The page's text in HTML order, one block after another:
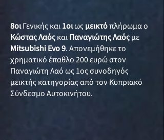
8οιΓενικής και1οιωςμεικτόπλήρωμα ο
Κώστας ΛαόςκαιΠαναγιώτης Λαόςμε
Mitsubishi Evo 9. Απονεμήθηκε το
χρηματικό έπαθλο 200 ευρώ στον
Παναγιώτη Λαό ως 1ος συνοδηγός
μεικτής κατηγορίας από τον Κυπριακό
Σύνδεσμο Αυτοκινήτου.